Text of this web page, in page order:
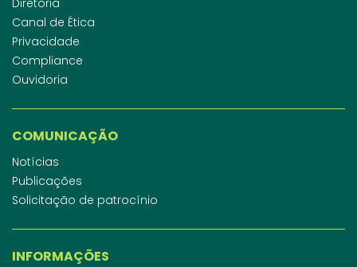
Diretoria
Canal de Ética
Privacidade
Compliance
Ouvidoria
COMUNICAÇÃO
Notícias
Publicações
Solicitação de patrocínio
INFORMAÇÕES